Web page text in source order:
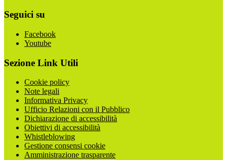
Seguici su
Facebook
Youtube
Sezione Link Utili
Cookie policy
Note legali
Informativa Privacy
Ufficio Relazioni con il Pubblico
Dichiarazione di accessibilità
Obiettivi di accessibilità
Whistleblowing
Gestione consensi cookie
Amministrazione trasparente